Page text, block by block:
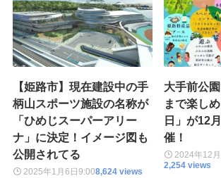
【姫路市】現在建設中の手
柄山スポーツ施設の名称が
「ひめじスーパーアリー
ナ」に決定！イメージ図も
公開されてる
2025年1月6日 9:008,624 views
大手前公
まで楽し
日」が12
催！
2024年12
2,254 views